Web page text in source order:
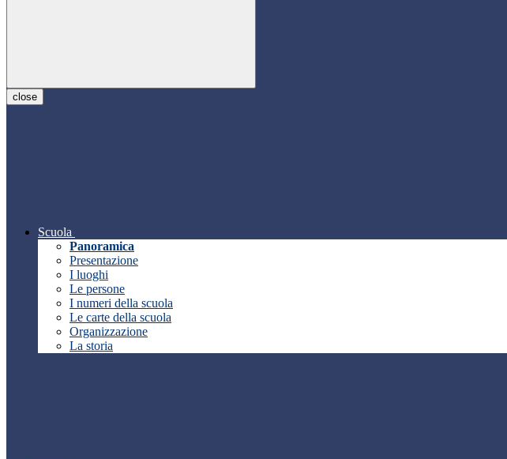
close
Scuola
Panoramica
Presentazione
I luoghi
Le persone
I numeri della scuola
Le carte della scuola
Organizzazione
La storia